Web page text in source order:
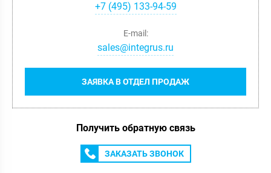
+7(495) 133-94-59
ЗАЯВКА В ОТДЕЛ ПРОДАЖ
E-mail:
sales@integrus.ru
Получить обратную связь
ЗАКАЗАТЬ ЗВОНОК